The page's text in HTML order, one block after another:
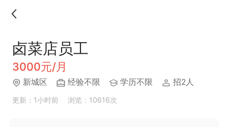
卤菜店员工
3000元/月
新城区 经验不限 学历不限 招2人
更新：1小时前 浏览：10616次